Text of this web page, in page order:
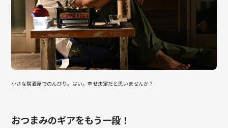
小さな居酒屋でのんびり。はい。幸せ決定だと思いませんか？
おつまみのギアをもう一段！